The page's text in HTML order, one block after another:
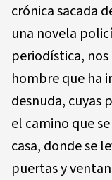
crónica sacada
una novela
periodística,
hombre que ha
desnuda, cuyas
el camino que
casa, donde se
puertas y